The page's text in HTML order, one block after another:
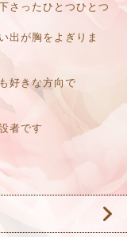
さったひとつひとつ
出が胸をよぎりま
好きな方向で
者です